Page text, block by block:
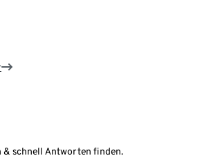
& schnell Antworten finden.